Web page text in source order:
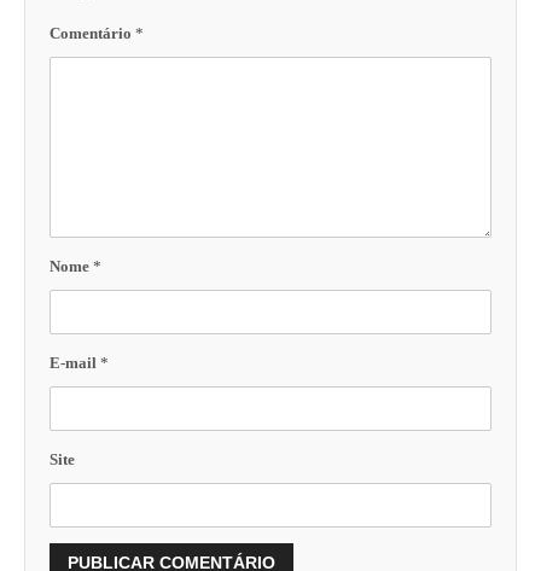
Comentário *
Nome *
E-mail *
Site